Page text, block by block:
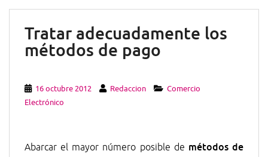
Tratar adecuadamente los
métodos de pago
16 octubre 2012 Redaccion
Comercio
Electrónico
Abarcar el mayor número posible de métodos de